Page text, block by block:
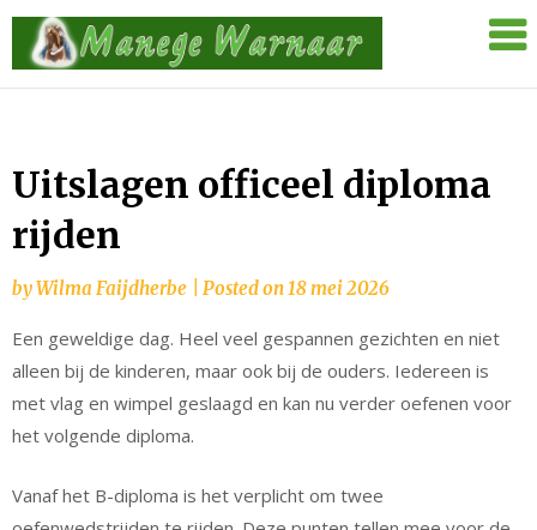
Skip
content
Manege
Uitslagen officeel diploma
rijden
byWilma Faijdherbe Posted on18 mei 2026
Een geweldige dag. Heel veel gespannen gezichten en niet
alleen bij de kinderen, maar ook bij de ouders. Iedereen is
met vlag en wimpel geslaagd en kan nu verder oefenen voor
het volgende diploma.
Vanaf het B-diploma is het verplicht om twee